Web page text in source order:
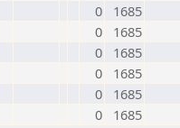
0
1685
0
1685
0
1685
0
1685
0
1685
0 1685